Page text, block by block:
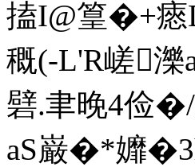
搕I@篁�+瘱
穊(-L'R嵯
礕.聿晚4
aS巌�*孊